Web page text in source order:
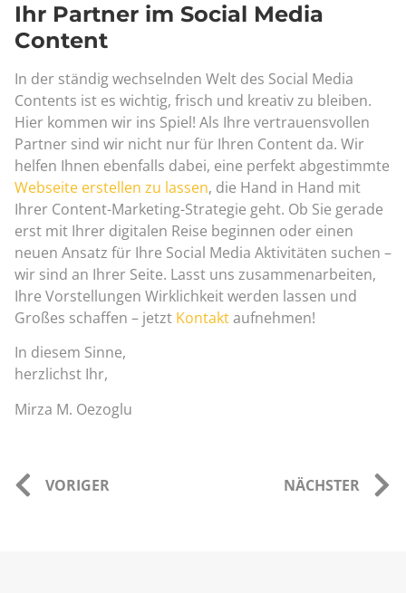
Ihr Partner im Social Media
Content
In der ständig wechselnden Welt des Social Media
Contents ist es wichtig, frisch und kreativ zu bleiben.
Hier kommen wir ins Spiel! Als Ihre vertrauensvollen
Partner sind wir nicht nur für Ihren Content da. Wir
helfen Ihnen ebenfalls dabei, eine perfekt abgestimmte
Webseite erstellen zu lassen, die Hand in Hand mit
Ihrer Content-Marketing-Strategie geht. Ob Sie gerade
erst mit Ihrer digitalen Reise beginnen oder einen
neuen Ansatz für Ihre Social Media Aktivitäten suchen –
wir sind an Ihrer Seite. Lasst uns zusammenarbeiten,
Ihre Vorstellungen Wirklichkeit werden lassen und
Großes schaffen – jetzt Kontaktaufnehmen!
In diesem Sinne,
herzlichst Ihr,
Mirza M. Oezoglu
VORIGER NÄCHSTER